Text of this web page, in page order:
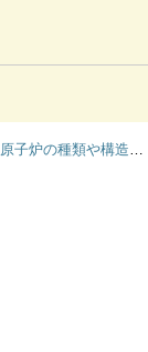
ロンチウムまで サイエンス・アイ新書 SIS-206 科学